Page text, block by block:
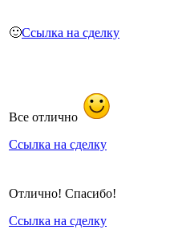
🙂Ссылка на сделку
Все отлично
Ссылка на сделку
Отлично! Спасибо!
Ссылка на сделку